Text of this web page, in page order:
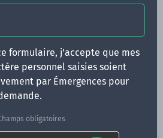
formulaire, j'accepte que mes
personnel saisies soient
par Émergences pour
obligatoires